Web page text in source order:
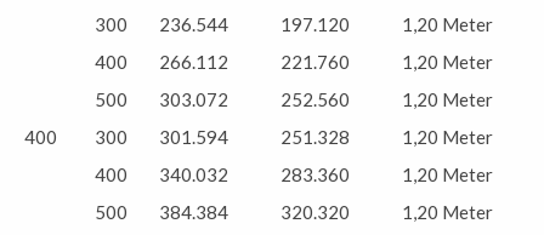
300
236.544 197.120
1,20 Meter
400
266.112 221.760
1,20 Meter
500
303.072 252.560
1,20 Meter
400
300 301.594 251.328
1,20 Meter
400
340.032 283.360
1,20 Meter
500
384.384 320.320
1,20 Meter